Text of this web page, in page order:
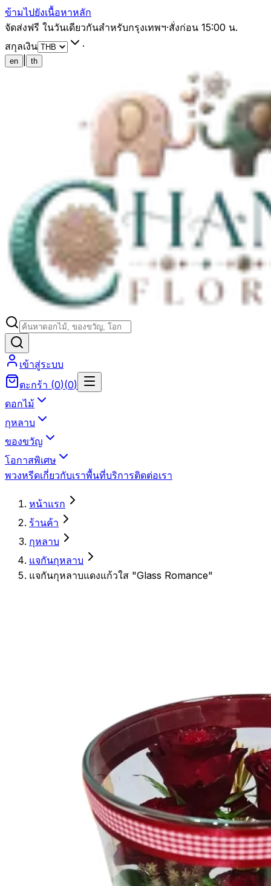
ข้ามไปยังเนื้อหาหลัก
จัดส่งฟรี ในวันเดียวกันสำหรับกรุงเทพฯ·สั่งก่อน 15:00 น.
สกุลเงิน
·
en th
เข้าสู่ระบบ
ตะกร้า (0)(0)
ดอกไม้
กุหลาบ
ของขวัญ
โอกาสพิเศษ
พวงหรีดเกี่ยวกับเราพื้นที่บริการติดต่อเรา
หน้าแรก
ร้านค้า
กุหลาบ
แจกันกุหลาบ
แจกันกุหลาบแดงแก้วใส "Glass Romance"